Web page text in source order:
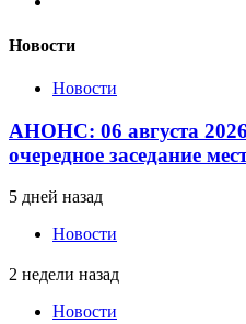
Новости
Новости
АНОНС: 06 августа 2026
очередное заседание
5 дней назад
Новости
2 недели назад
Новости